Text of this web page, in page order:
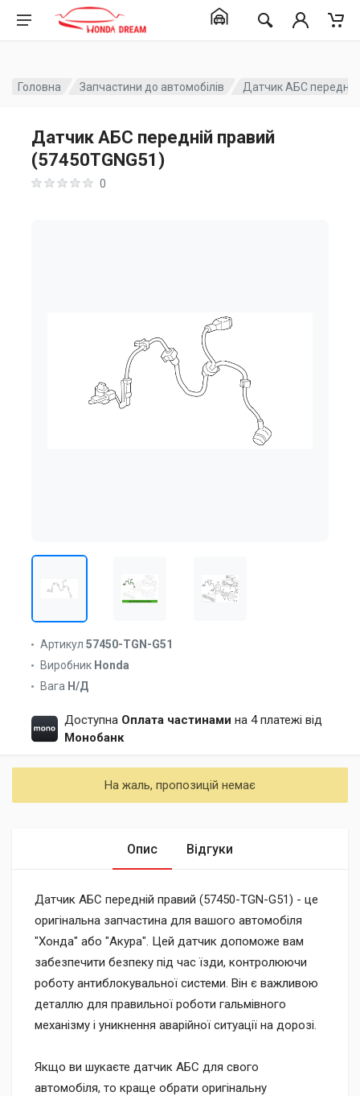
Головна Запчастини до автомобілів Датчик АБС
Датчик АБС передній правий
(57450TGNG51)
0
Артикул 57450-TGN-G51
Виробник Honda
Вага Н/Д
Доступна Оплата частинами на 4 платежі від
Монобанк
На жаль, пропозицій немає
Опис Відгуки
Датчик АБС передній правий (57450-TGN-G51) - це
оригінальна запчастина для вашого автомобіля
"Хонда" або "Акура". Цей датчик допоможе вам
забезпечити безпеку під час їзди, контролюючи
роботу антиблокувальної системи. Він є важливою
деталлю для правильної роботи гальмівного
механізму і уникнення аварійної ситуації на дорозі.
Якщо ви шукаєте датчик АБС для свого
автомобіля, то краще обрати оригінальну